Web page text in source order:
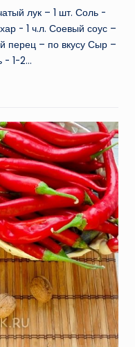
лук – 1 шт. Соль -
- 1 ч.л. Соевый соус –
перец – по вкусу Сыр –
- 1-2…